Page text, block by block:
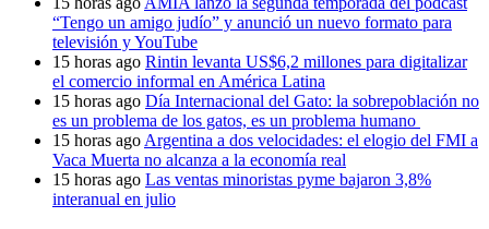
“Tengo un amigo judío” y anunció un nuevo formato para
televisión y YouTube
15 horas ago Rintin levanta US$6,2 millones para digitalizar
el comercio informal en América Latina
15 horas ago Día Internacional del Gato: la sobrepoblación no
es un problema de los gatos, es un problema humano
15 horas ago Argentina a dos velocidades: el elogio del FMI a
Vaca Muerta no alcanza a la economía real
15 horas ago Las ventas minoristas pyme bajaron 3,8%
interanual en julio